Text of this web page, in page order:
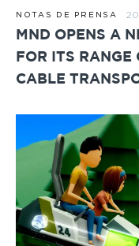
NOTAS DE PRENSA
MND OPENS A
FOR ITS
CABLE